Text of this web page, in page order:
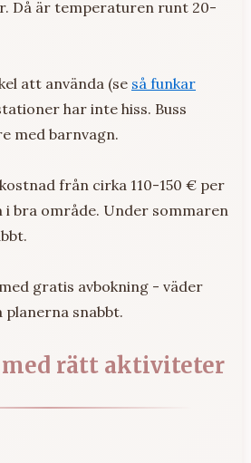
Då är temperaturen runt 20-
att använda (se så funkar
har inte hiss. Buss
med barnvagn.
från cirka 110-150 € per
bra område. Under sommaren
gratis avbokning - väder
planerna snabbt.
rätt aktiviteter